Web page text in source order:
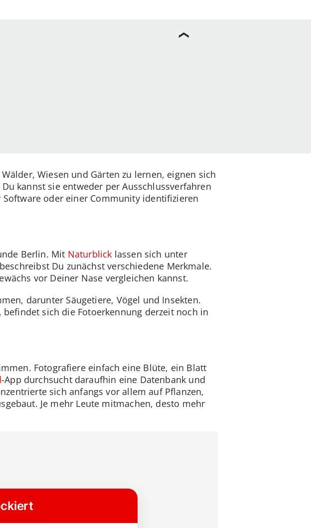
Wiesen und Gärten zu lernen, eignen sich
kannst sie entweder per Ausschlussverfahren
oder einer Community identifizieren
Berlin. Mit Naturblick lassen sich unter
Du zunächst verschiedene Merkmale.
vor Deiner Nase vergleichen kannst.
darunter Säugetiere, Vögel und Insekten.
sich die Fotoerkennung derzeit noch in
Fotografiere einfach eine Blüte, ein Blatt
-App durchsucht daraufhin eine Datenbank und
sich anfangs vor allem auf Pflanzen,
Je mehr Leute mitmachen, desto mehr